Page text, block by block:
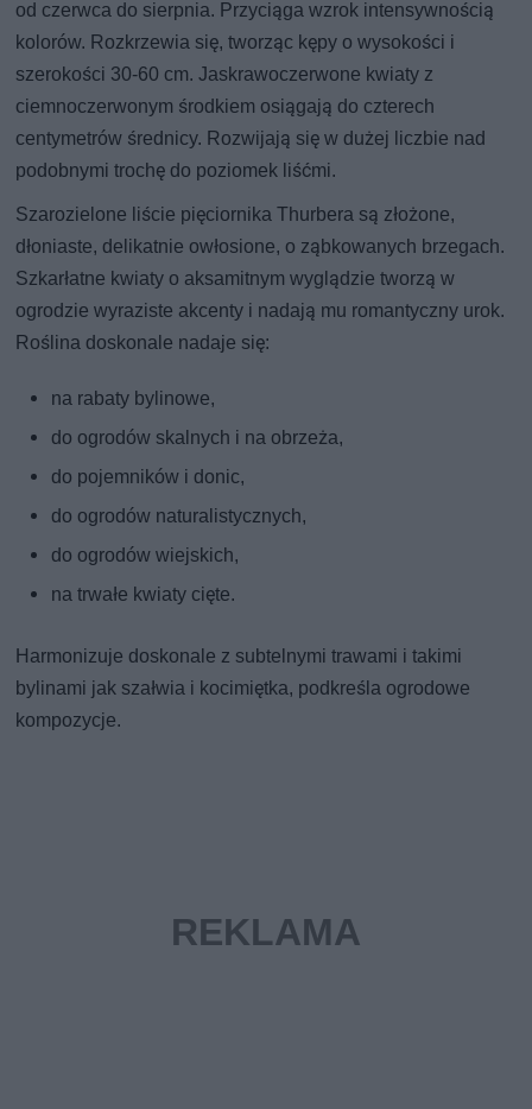
od czerwca do sierpnia. Przyciąga wzrok intensywnością
kolorów. Rozkrzewia się, tworząc kępy o wysokości i
szerokości 30-60 cm. Jaskrawoczerwone kwiaty z
ciemnoczerwonym środkiem osiągają do czterech
centymetrów średnicy. Rozwijają się w dużej liczbie nad
podobnymi trochę do poziomek liśćmi.
Szarozielone liście pięciornika Thurbera są złożone,
dłoniaste, delikatnie owłosione, o ząbkowanych brzegach.
Szkarłatne kwiaty o aksamitnym wyglądzie tworzą w
ogrodzie wyraziste akcenty i nadają mu romantyczny urok.
Roślina doskonale nadaje się:
na rabaty bylinowe,
do ogrodów skalnych i na obrzeża,
do pojemników i donic,
do ogrodów naturalistycznych,
do ogrodów wiejskich,
na trwałe kwiaty cięte.
Harmonizuje doskonale z subtelnymi trawami i takimi
bylinami jak szałwia i kocimiętka, podkreśla ogrodowe
kompozycje.